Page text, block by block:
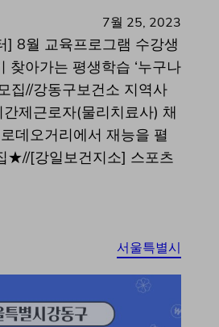
7월 25, 2023
] 8월 교육프로그램 수강생
찾아가는 평생학습 ‘누구나
집//강동구보건소 지역사
제근로자(물리치료사) 채
데오거리에서 재능을 펼
★//[강일보건지소] 스포츠
서울특별시